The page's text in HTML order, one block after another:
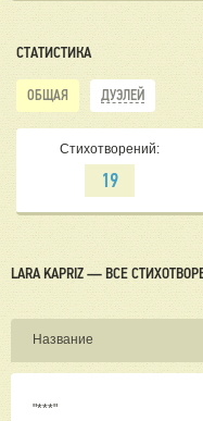
СТАТИСТИКА
ОБЩАЯ ДУЭЛЕЙ
Стихотворений:
19
LARA KAPRIZ — ВСЕ
Название
"***"